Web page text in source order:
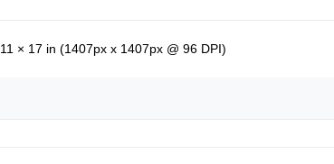
11 × 17 in (1407px x 1407px @ 96 DPI)